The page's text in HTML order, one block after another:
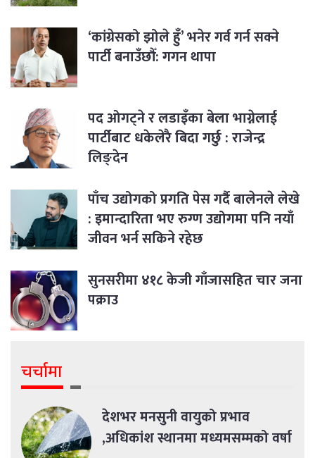
‘कांग्रेसको झोले हुँ’ भनेर गर्व गर्न सक्ने
पार्टी बनाउँछौँ: गगन थापा
पद ओगट्ने र लडाइँका बेला भाग्नेलाई
पार्टीबाट धकेलेरै बिदा गर्छु : राजेन्द्र
लिङ्देन
पाँच उद्योगको प्रगति पेस गर्दै बालेनले लेखे
: इमान्दारिता भए रुग्ण उद्योगमा पनि नयाँ
जीवन भर्न सकिने रहेछ
सुनसरीमा ४१८ केजी गाँजासहित चार जना
पक्राउ
चर्चामा
देशभर मनसुनी वायुको प्रभाव
,अधिकांश स्थानमा मध्यमसम्मको वर्षा